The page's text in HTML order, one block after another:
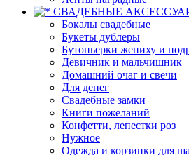
СВАДЕБНЫЕ
Бокалы свадебные
Букеты дублеры
Бутоньерки жениху и
Девичник и мальчишник
Домашний очаг и свечи
Для денег
Свадебные замки
Книги пожеланий
Конфетти, лепестки роз
Нужное
Одежда и корзинки для